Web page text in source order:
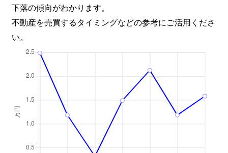
下落の傾向がわかります。
不動産を売買するタイミングなどの参考にご活用くださ
い。